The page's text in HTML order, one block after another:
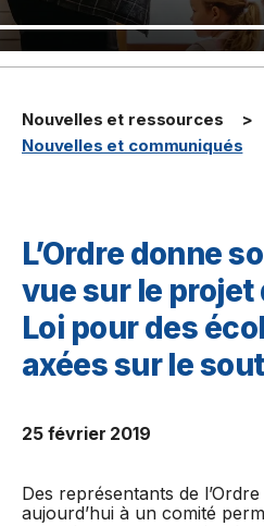
Nouvelles et ressources
Nouvelles et communiqués
L’Ordre donne
vue sur le projet
Loi pour des
axées sur le
25 février 2019
Des représentants de
aujourd’hui à un comité